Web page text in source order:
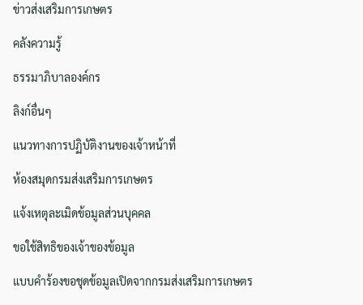
ข่าวส่งเสริมการเกษตร
คลังความรู้
ธรรมาภิบาลองค์กร
ลิงก์อื่นๆ
แนวทางการปฏิบัติงานของเจ้าหน้าที่
ห้องสมุดกรมส่งเสริมการเกษตร
แจ้งเหตุละเมิดข้อมูลส่วนบุคคล
ขอใช้สิทธิของเจ้าของข้อมูล
แบบคำร้องขอชุดข้อมูลเปิดจากกรมส่งเสริมการเกษตร